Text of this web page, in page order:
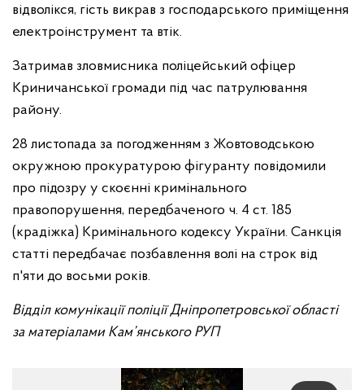
відволікся, гість викрав з господарського приміщення
електроінструмент та втік.
Затримав зловмисника поліцейський офіцер
Криничанської громади під час патрулювання
району.
28 листопада за погодженням з Жовтоводською
окружною прокуратурою фігуранту повідомили
про підозру у скоєнні кримінального
правопорушення, передбаченого ч. 4 ст. 185
(крадіжка) Кримінального кодексу України. Санкція
статті передбачає позбавлення волі на строк від
п'яти до восьми років.
Відділ комунікації поліції Дніпропетровської області
за матеріалами Кам’янського РУП